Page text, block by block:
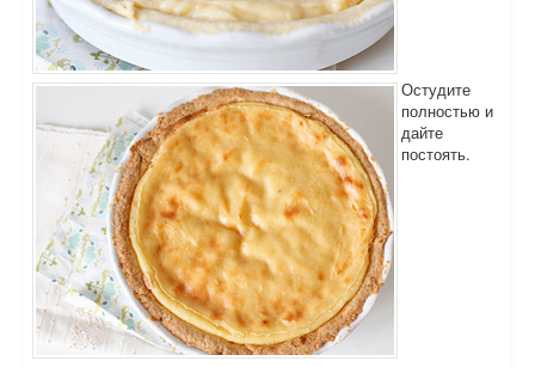
Остудите
полностью и
дайте
постоять.